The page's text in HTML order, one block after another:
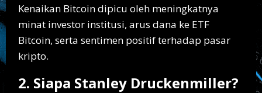
Kenaikan Bitcoin dipicu oleh meningkatnya
minat investor institusi, arus dana ke ETF
Bitcoin, serta sentimen positif terhadap pasar
kripto.
2. Siapa Stanley Druckenmiller?